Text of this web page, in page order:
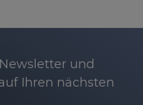
wie wirkt sie auf
Vorteilen: und
Ihren nächsten